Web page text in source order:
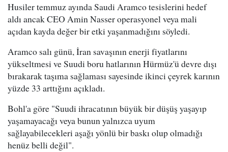
Husiler temmuz ayında Saudi Aramco tesislerini hedef
aldı ancak CEO Amin Nasser operasyonel veya mali
açıdan kayda değer bir etki yaşanmadığını söyledi.
Aramco salı günü, İran savaşının enerji fiyatlarını
yükseltmesi ve Suudi boru hatlarının Hürmüz'ü devre dışı
bırakarak taşıma sağlaması sayesinde ikinci çeyrek karının
yüzde 33 arttığını açıkladı.
Bohl'a göre "Suudi ihracatının büyük bir düşüş yaşayıp
yaşamayacağı veya bunun yalnızca uyum
sağlayabilecekleri aşağı yönlü bir baskı olup olmadığı
henüz belli değil".